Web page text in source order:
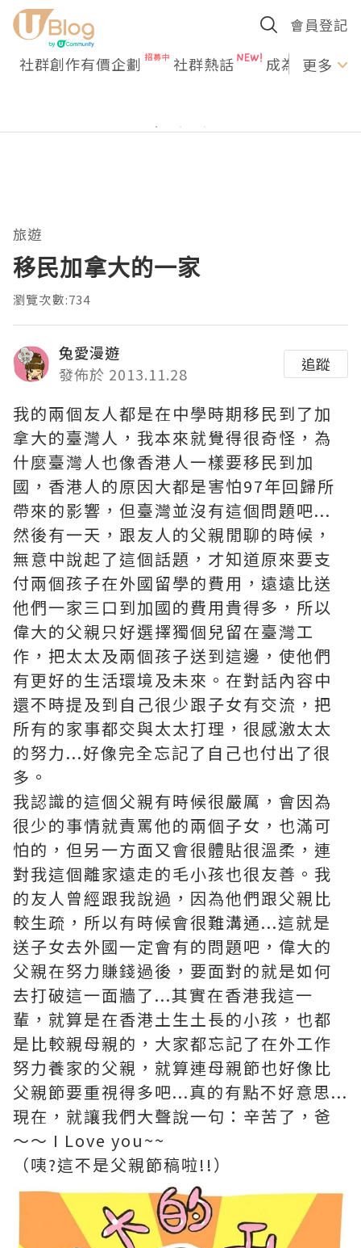
會員登記
社群創作有價企劃 社群熱話 成為U更多
旅遊
移民加拿大的一家
瀏覽次數:734
兔愛漫遊
發佈於 2013.11.28
追蹤
我的兩個友人都是在中學時期移民到了加
拿大的臺灣人，我本來就覺得很奇怪，為
什麼臺灣人也像香港人一樣要移民到加
國，香港人的原因大都是害怕97年回歸所
帶來的影響，但臺灣並沒有這個問題吧...
然後有一天，跟友人的父親閒聊的時候，
無意中說起了這個話題，才知道原來要支
付兩個孩子在外國留學的費用，遠遠比送
他們一家三口到加國的費用貴得多，所以
偉大的父親只好選擇獨個兒留在臺灣工
作，把太太及兩個孩子送到這邊，使他們
有更好的生活環境及未來。在對話內容中
還不時提及到自己很少跟子女有交流，把
所有的家事都交與太太打理，很感激太太
的努力...好像完全忘記了自己也付出了很
多。
我認識的這個父親有時候很嚴厲，會因為
很少的事情就責罵他的兩個子女，也滿可
怕的，但另一方面又會很體貼很溫柔，連
對我這個離家遠走的毛小孩也很友善。我
的友人曾經跟我說過，因為他們跟父親比
較生疏，所以有時候會很難溝通...這就是
送子女去外國一定會有的問題吧，偉大的
父親在努力賺錢過後，要面對的就是如何
去打破這一面牆了...其實在香港我這一
輩，就算是在香港土生土長的小孩，也都
是比較親母親的，大家都忘記了在外工作
努力養家的父親，就算連母親節也好像比
父親節要重視得多吧...真的有點不好意思...
現在，就讓我們大聲說一句：辛苦了，爸
～～ I Love you~~
（咦?這不是父親節稿啦!!）